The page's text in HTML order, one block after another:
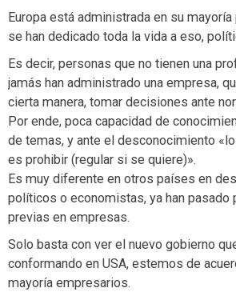
Europa está administrada en su
se han dedicado toda la vida a eso,
Es decir, personas que no tienen una
jamás han administrado una empresa,
cierta manera, tomar decisiones ante
Por ende, poca capacidad de
de temas, y ante el desconocimiento
es prohibir (regular si se quiere)».
Es muy diferente en otros países en
políticos o economistas, ya han pasado
previas en empresas.
Solo basta con ver el nuevo gobierno
conformando en USA, estemos de
mayoría empresarios.